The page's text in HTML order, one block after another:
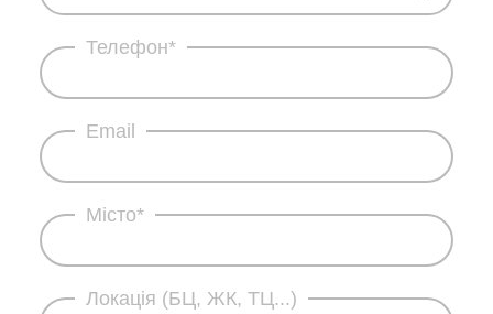
Телефон*
Email
Місто*
Локація (БЦ, ЖК, ТЦ...)